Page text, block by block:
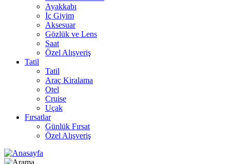
Ayakkabı
İç Giyim
Aksesuar
Gözlük ve Lens
Saat
Özel Alışveriş
Tatil
Tatil
Araç Kiralama
Otel
Cruise
Uçak
Fırsatlar
Günlük Fırsat
Özel Alışveriş